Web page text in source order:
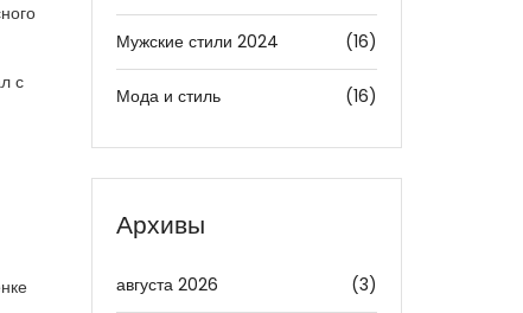
с
Мужские стили 2024 (16)
Мода и стиль (16)
Архивы
августа 2026 (3)